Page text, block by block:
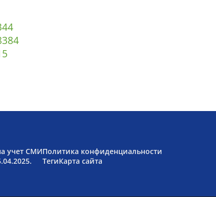
44
84
учет СМИПолитика конфиденциальности
ТегиКарта сайта